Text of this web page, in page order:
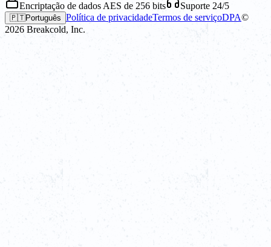
Encriptação de dados AES de 256 bits Suporte 24/5
🇵🇹Português Política de privacidadeTermos de serviçoDPA©
2026 Breakcold, Inc.